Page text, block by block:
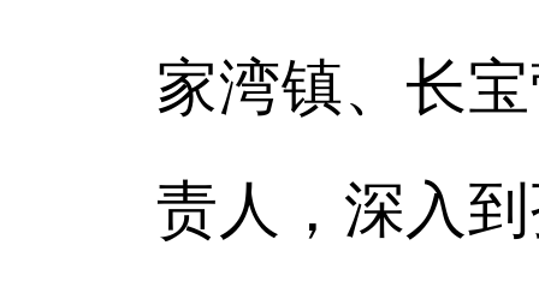
家湾镇、长
责人，深入